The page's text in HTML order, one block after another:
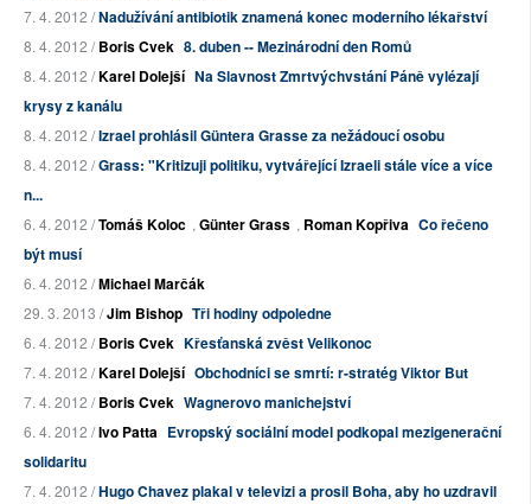
7. 4. 2012 /Nadužívání antibiotik znamená konec moderního lékařství
8. 4. 2012 /Boris Cvek 8. duben -- Mezinárodní den Romů
8. 4. 2012 /Karel Dolejší Na Slavnost Zmrtvýchvstání Páně vylézají
krysy z kanálu
8. 4. 2012 /Izrael prohlásil Güntera Grasse za nežádoucí osobu
8. 4. 2012 /Grass: "Kritizuji politiku, vytvářející Izraeli stále více a více
n...
6. 4. 2012 /Tomáš Koloc , Günter Grass , Roman Kopřiva Co řečeno
být musí
6. 4. 2012 /Michael Marčák
29. 3. 2013 /Jim Bishop Tři hodiny odpoledne
6. 4. 2012 /Boris Cvek Křesťanská zvěst Velikonoc
7. 4. 2012 /Karel Dolejší Obchodníci se smrtí: r-stratég Viktor But
7. 4. 2012 /Boris Cvek Wagnerovo manichejství
6. 4. 2012 /Ivo Patta Evropský sociální model podkopal mezigenerační
solidaritu
7. 4. 2012 /Hugo Chavez plakal v televizi a prosil Boha, aby ho uzdravil